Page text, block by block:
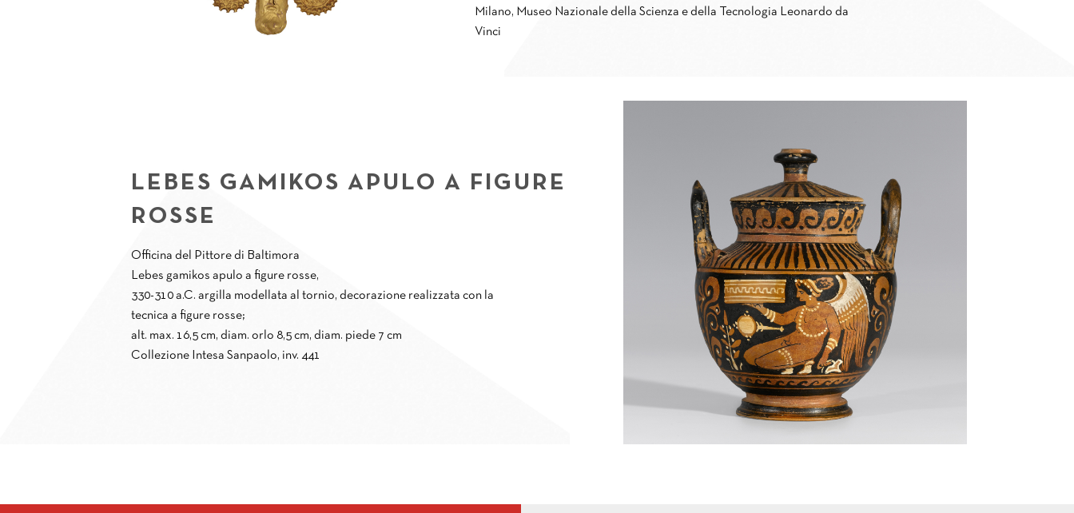
Milano, Museo Nazionale della Scienza e della Tecnologia Leonardo da
Vinci
LEBES GAMIKOS APULO A FIGURE
ROSSE
Officina del Pittore di Baltimora
Lebes gamikos apulo a figure rosse,
330-310 a.C. argilla modellata al tornio, decorazione realizzata con la
tecnica a figure rosse;
alt. max. 16,5 cm, diam. orlo 8,5 cm, diam. piede 7 cm
Collezione Intesa Sanpaolo, inv. 441